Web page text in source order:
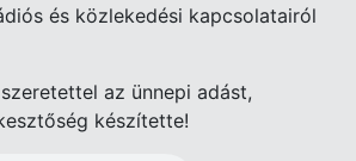
és közlekedési kapcsolatairól
az ünnepi adást,
készítette!